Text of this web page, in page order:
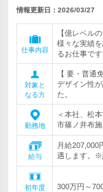
情報更新日：2026/03/27
仕事内容
【億レベル
様々な実績
るお仕事です
対象と
なる方
【 要・普通
デザイン性
た。
勤務地
＜本社、松
市篠ノ井布
給与
月給207,000
遇します。※
初年度
300万円～